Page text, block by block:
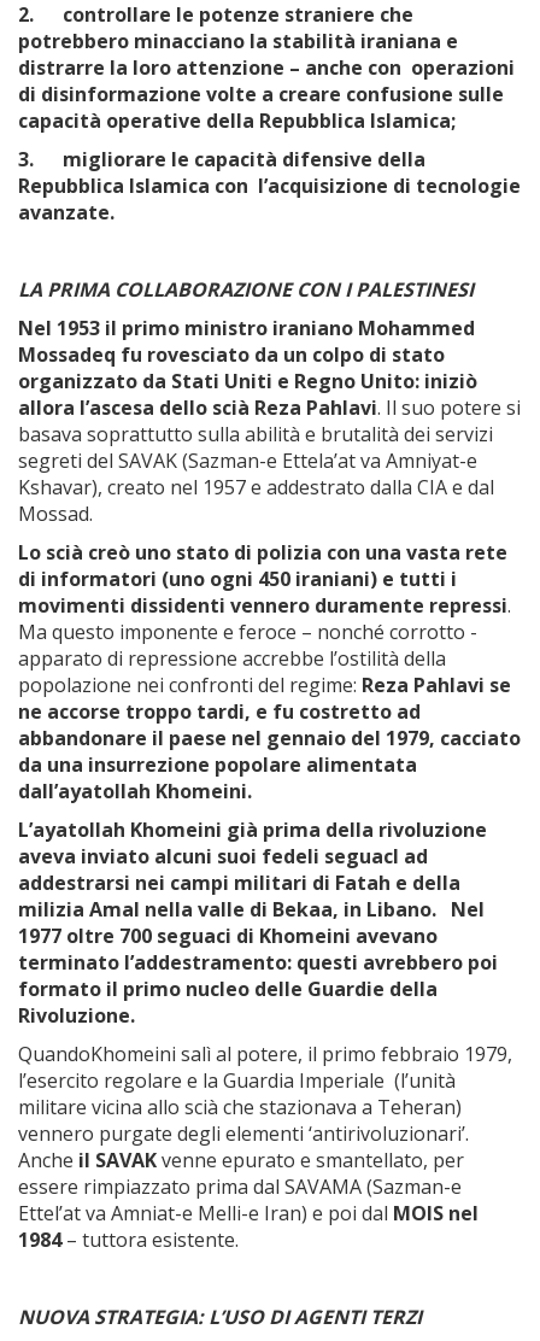
2. controllare le potenze straniere che
potrebbero minacciano la stabilità iraniana e
distrarre la loro attenzione – anche con operazioni
di disinformazione volte a creare confusione sulle
capacità operative della Repubblica Islamica;
3. migliorare le capacità difensive della
Repubblica Islamica con l’acquisizione di tecnologie
avanzate.
LA PRIMA COLLABORAZIONE CON I PALESTINESI
Nel 1953 il primo ministro iraniano Mohammed
Mossadeq fu rovesciato da un colpo di stato
organizzato da Stati Uniti e Regno Unito: iniziò
allora l’ascesa dello scià Reza Pahlavi. Il suo potere si
basava soprattutto sulla abilità e brutalità dei servizi
segreti del SAVAK (Sazman-e Ettela’at va Amniyat-e
Kshavar), creato nel 1957 e addestrato dalla CIA e dal
Mossad.
Lo scià creò uno stato di polizia con una vasta rete
di informatori (uno ogni 450 iraniani) e tutti i
movimenti dissidenti vennero duramente repressi.
Ma questo imponente e feroce – nonché corrotto -
apparato di repressione accrebbe l’ostilità della
popolazione nei confronti del regime: Reza Pahlavi se
ne accorse troppo tardi, e fu costretto ad
abbandonare il paese nel gennaio del 1979, cacciato
da una insurrezione popolare alimentata
dall’ayatollah Khomeini.
L’ayatollah Khomeini già prima della rivoluzione
aveva inviato alcuni suoi fedeli seguacI ad
addestrarsi nei campi militari di Fatah e della
milizia Amal nella valle di Bekaa, in Libano. Nel
1977 oltre 700 seguaci di Khomeini avevano
terminato l’addestramento: questi avrebbero poi
formato il primo nucleo delle Guardie della
Rivoluzione.
QuandoKhomeini salì al potere, il primo febbraio 1979,
l’esercito regolare e la Guardia Imperiale (l’unità
militare vicina allo scià che stazionava a Teheran)
vennero purgate degli elementi ‘antirivoluzionari’.
Anche il SAVAKvenne epurato e smantellato, per
essere rimpiazzato prima dal SAVAMA (Sazman-e
Ettel’at va Amniat-e Melli-e Iran) e poi dal MOIS nel
1984– tuttora esistente.
NUOVA STRATEGIA: L’USO DI AGENTI TERZI